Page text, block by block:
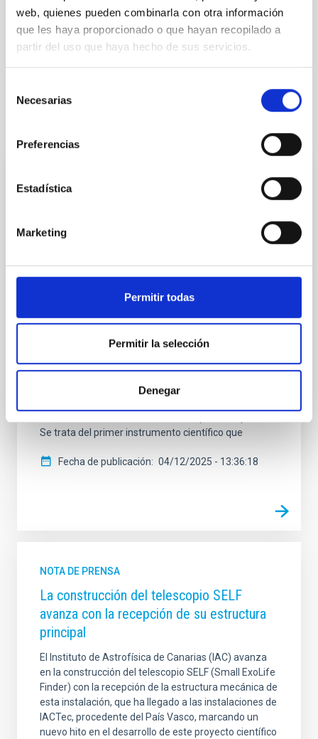
web, quienes pueden combinarla con otra información
que les haya proporcionado o que hayan recopilado a
partir del uso que haya hecho de sus servicios.
Necesarias
Preferencias
Estadística
Marketing
Permitir todas
Permitir la selección
Denegar
NOTA DE PRENSA
utilizará la óptica adaptativa del GTC,
queda integrado en el telescopio
Durante el mes de octubre, el equipo del sistema de
(GTCAO) del Instituto de Astrofísica de Canarias
Telescopio Canarias (GTC o Grantecan), ha
completado con éxito la integración del instrumento
del mundo. La instalación se ha realizado en la salida
de GTCAO, en la plataforma Nasmyth B del
Se trata del primer instrumento científico que
Fecha de publicación 04/12/2025 - 13:36:18
NOTA DE PRENSA
La construcción del telescopio SELF
avanza con la recepción de su estructura
principal
El Instituto de Astrofísica de Canarias (IAC) avanza
en la construcción del telescopio SELF (Small ExoLife
Finder) con la recepción de la estructura mecánica de
esta instalación, que ha llegado a las instalaciones de
IACTec, procedente del País Vasco, marcando un
nuevo hito en el desarrollo de este proyecto científico